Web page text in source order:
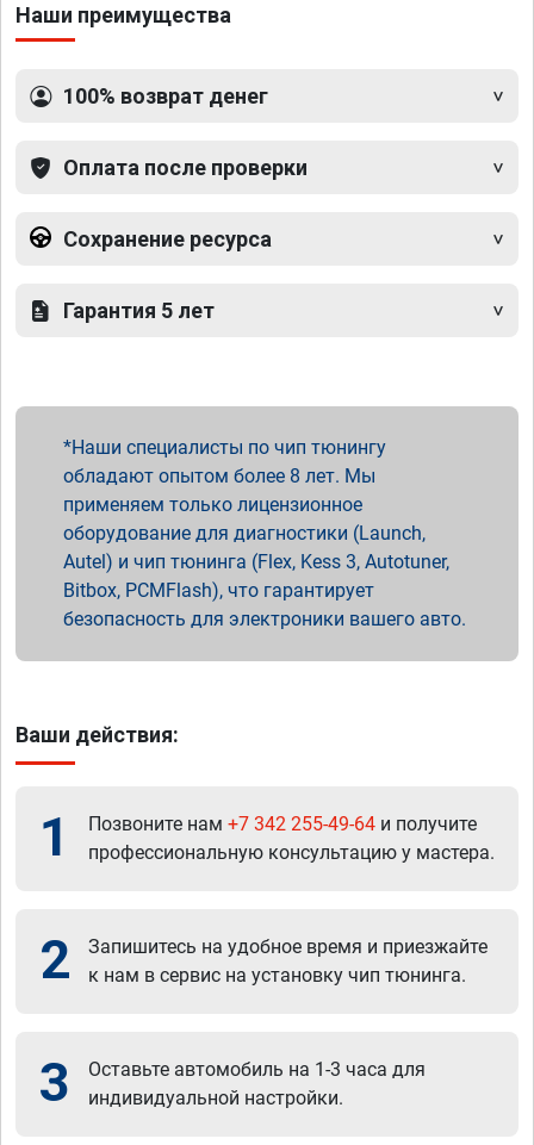
Наши преимущества
100% возврат денег
Оплата после проверки
Сохранение ресурса
Гарантия 5 лет
Наши специалисты по чип тюнингу
обладают опытом более 8 лет. Мы
применяем только лицензионное
оборудование для диагностики (Launch,
Autel) и чип тюнинга (Flex, Kess 3, Autotuner,
Bitbox, PCMFlash), что гарантирует
безопасность для электроники вашего авто.
Ваши действия:
1 Позвоните нам +7 342 255-49-64 и получите
профессиональную консультацию у мастера.
2
Запишитесь на удобное время и приезжайте
к нам в сервис на установку чип тюнинга.
3
Оставьте автомобиль на 1-3 часа для
индивидуальной настройки.